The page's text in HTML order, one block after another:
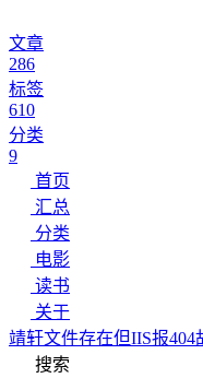
文章
286
标签
610
分类
9
首页
汇总
分类
电影
读书
关于
靖轩文件存在但IIS报404
搜索